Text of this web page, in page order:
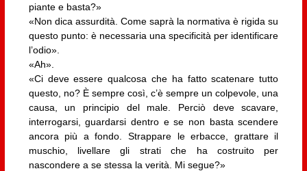
piante e basta?»
«Non dica assurdità. Come saprà la normativa è rigida su
questo punto: è necessaria una specificità per identificare
l’odio».
«Ah».
«Ci deve essere qualcosa che ha fatto scatenare tutto
questo, no? È sempre così, c’è sempre un colpevole, una
causa, un principio del male. Perciò deve scavare,
interrogarsi, guardarsi dentro e se non basta scendere
ancora più a fondo. Strappare le erbacce, grattare il
muschio, livellare gli strati che ha costruito per
nascondere a se stessa la verità. Mi segue?»